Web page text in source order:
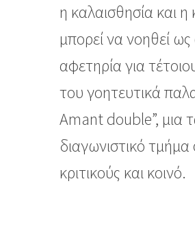
η καλαισθησία και η
μπορεί να νοηθεί
αφετηρία για
του γοητευτικά
Amant double”, μια
διαγωνιστικό
κριτικούς και κοινό.